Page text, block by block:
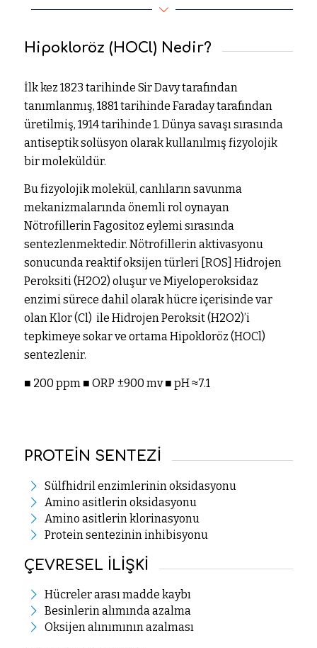
Hipokloröz (HOCl) Nedir?
İlk kez 1823 tarihinde Sir Davy tarafından
tanımlanmış, 1881 tarihinde Faraday tarafından
üretilmiş, 1914 tarihinde 1. Dünya savaşı sırasında
antiseptik solüsyon olarak kullanılmış fizyolojik
bir moleküldür.
Bu fizyolojik molekül, canlıların savunma
mekanizmalarında önemli rol oynayan
Nötrofillerin Fagositoz eylemi sırasında
sentezlenmektedir. Nötrofillerin aktivasyonu
sonucunda reaktif oksijen türleri [ROS] Hidrojen
Peroksiti (H2O2) oluşur ve Miyeloperoksidaz
enzimi sürece dahil olarak hücre içerisinde var
olan Klor (Cl) ile Hidrojen Peroksit (H2O2)’i
tepkimeye sokar ve ortama Hipokloröz (HOCl)
sentezlenir.
■ 200 ppm ■ ORP ±900 mv ■ pH ≈7.1
PROTEİN SENTEZİ
Sülfhidril enzimlerinin oksidasyonu
Amino asitlerin oksidasyonu
Amino asitlerin klorinasyonu
Protein sentezinin inhibisyonu
ÇEVRESEL İLİŞKİ
Hücreler arası madde kaybı
Besinlerin alımında azalma
Oksijen alınımının azalması